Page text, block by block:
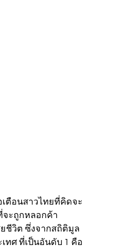
ตือนสาวไทยที่คิดจะ
จะถูกหลอกค้า
ชีวิต ซึ่งจากสถิติมูล
ทศ ที่เป็นอันดับ 1 คือ